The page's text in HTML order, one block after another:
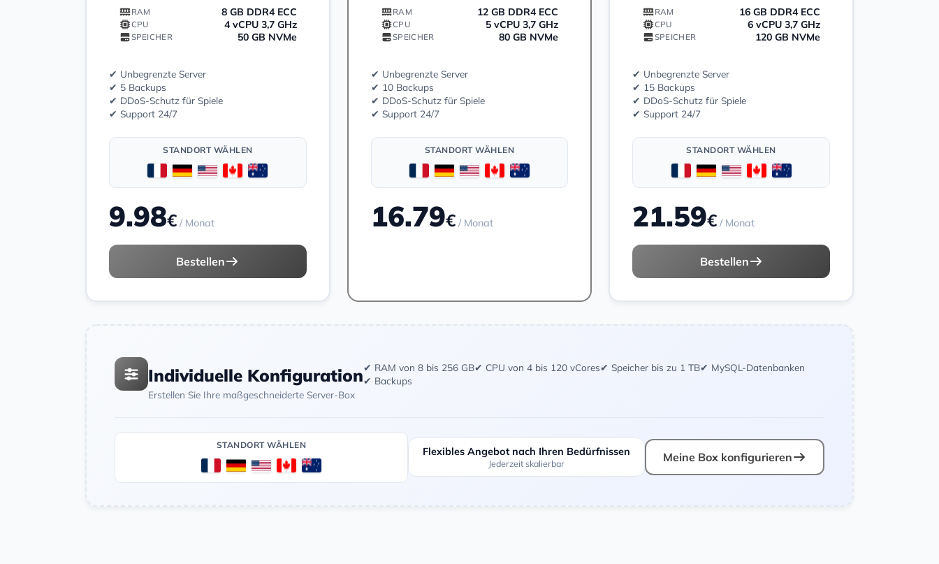
RAM 8 GB DDR4 ECC
CPU 4 vCPU 3,7 GHz
SPEICHER 50 GB NVMe
✔ Unbegrenzte Server
✔ 5 Backups
✔ DDoS-Schutz für Spiele
✔ Support 24/7
STANDORT WÄHLEN
9.98€ / Monat
Bestellen
RAM 12 GB DDR4 ECC
CPU 5 vCPU 3,7 GHz
SPEICHER 80 GB NVMe
✔ Unbegrenzte Server
✔ 10 Backups
✔ DDoS-Schutz für Spiele
✔ Support 24/7
STANDORT WÄHLEN
16.79€ / Monat
RAM 16 GB DDR4 ECC
CPU 6 vCPU 3,7 GHz
SPEICHER 120 GB NVMe
✔ Unbegrenzte Server
✔ 15 Backups
✔ DDoS-Schutz für Spiele
✔ Support 24/7
STANDORT WÄHLEN
21.59€ / Monat
Bestellen
Individuelle Konfiguration
Erstellen Sie Ihre maßgeschneiderte Server-Box
✔ RAM von 8 bis 256 GB✔ CPU von 4 bis 120 vCores✔ Speicher bis zu 1 TB✔ MySQL-Datenbanken
✔ Backups
STANDORT WÄHLEN
Flexibles Angebot nach Ihren Bedürfnissen
Jederzeit skalierbar Meine Box konfigurieren